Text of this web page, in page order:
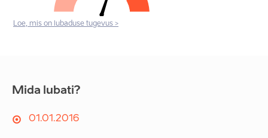
Loe, mis on lubaduse tugevus >
Mida lubati?
01.01.2016